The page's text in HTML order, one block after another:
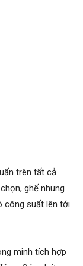
trên tất cả
ghế nhung
công suất lên tới
minh tích hợp